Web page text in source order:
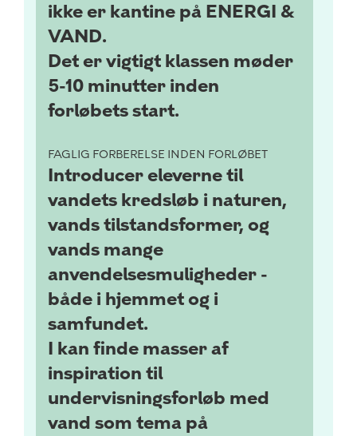
ikke er kantine på ENERGI &
VAND.
Det er vigtigt klassen møder
5-10 minutter inden
forløbets start.
FAGLIG FORBERELSE INDEN FORLØBET
Introducer eleverne til
vandets kredsløb i naturen,
vands tilstandsformer, og
vands mange
anvendelsesmuligheder -
både i hjemmet og i
samfundet.
I kan finde masser af
inspiration til
undervisningsforløb med
vand som tema på